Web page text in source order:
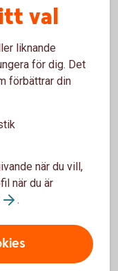
oss
du vara kund
och
val
liknande
för dig. Det
förbättrar din
när du vill,
när du är
.